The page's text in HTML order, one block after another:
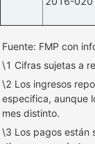
Fuente: FMP con
\1 Cifras sujetas a
\2 Los ingresos
especifica, aunque
mes distinto.
\3 Los pagos están